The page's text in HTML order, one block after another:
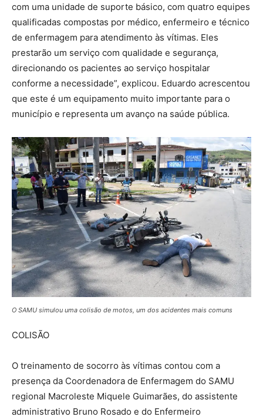
com uma unidade de suporte básico, com quatro equipes
qualificadas compostas por médico, enfermeiro e técnico
de enfermagem para atendimento às vítimas. Eles
prestarão um serviço com qualidade e segurança,
direcionando os pacientes ao serviço hospitalar
conforme a necessidade”, explicou. Eduardo acrescentou
que este é um equipamento muito importante para o
município e representa um avanço na saúde pública.
O SAMU simulou uma colisão de motos, um dos acidentes mais comuns
COLISÃO
O treinamento de socorro às vítimas contou com a
presença da Coordenadora de Enfermagem do SAMU
regional Macroleste Miquele Guimarães, do assistente
administrativo Bruno Rosado e do Enfermeiro